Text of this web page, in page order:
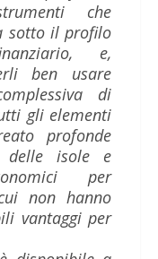
che
sotto il profilo
e,
ben usare
di
gli elementi
profonde
isole e
per
non hanno
vantaggi per